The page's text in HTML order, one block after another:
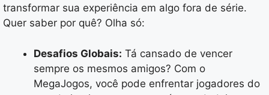
transformar sua experiência em algo fora de série.
Quer saber por quê? Olha só:
Desafios Globais: Tá cansado de vencer
sempre os mesmos amigos? Com o
MegaJogos, você pode enfrentar jogadores do